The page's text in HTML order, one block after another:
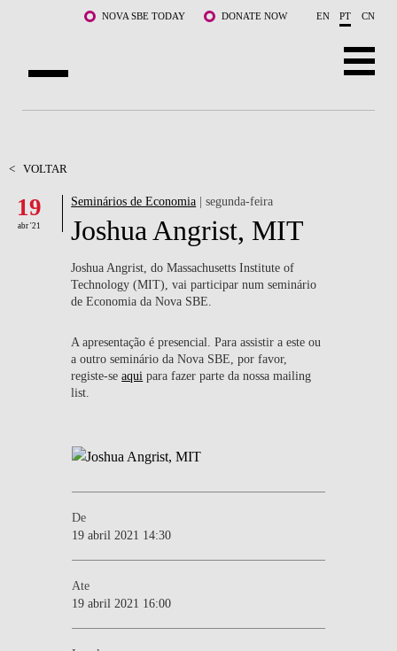
Saltar para o conteúdo principalNOVA SBE TODAY DONATE NOW EN PT CN
DOCENTES E INVESTIGAÇÃO
COMUNIDADE
LIFE AT NOVA SBE
< VOLTAR
19
abr '21
Seminários de Economia | segunda-feira
Joshua Angrist, MIT
Joshua Angrist, do Massachusetts Institute of
Technology (MIT), vai participar num seminário
de Economia da Nova SBE.
A apresentação é presencial. Para assistir a este ou
a outro seminário da Nova SBE, por favor,
registe-seaqui para fazer parte da nossa mailing
list.
De
19 abril 2021 14:30
Ate
19 abril 2021 16:00